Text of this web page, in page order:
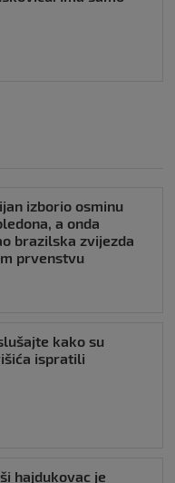
izborio osminu
a onda
brazilska zvijezda
prvenstvu
kako su
ispratili
hajdukovac je